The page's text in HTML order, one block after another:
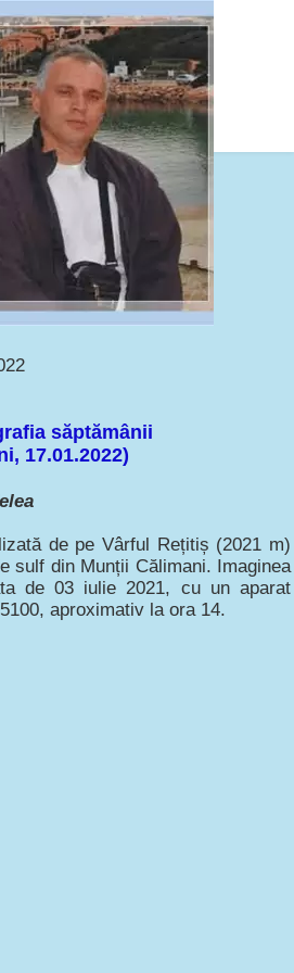
săptămânii
17.01.2022)
de pe Vârful Rețitiș (2021 m)
sulf din Munții Călimani. Imaginea
de 03 iulie 2021, cu un aparat
aproximativ la ora 14.